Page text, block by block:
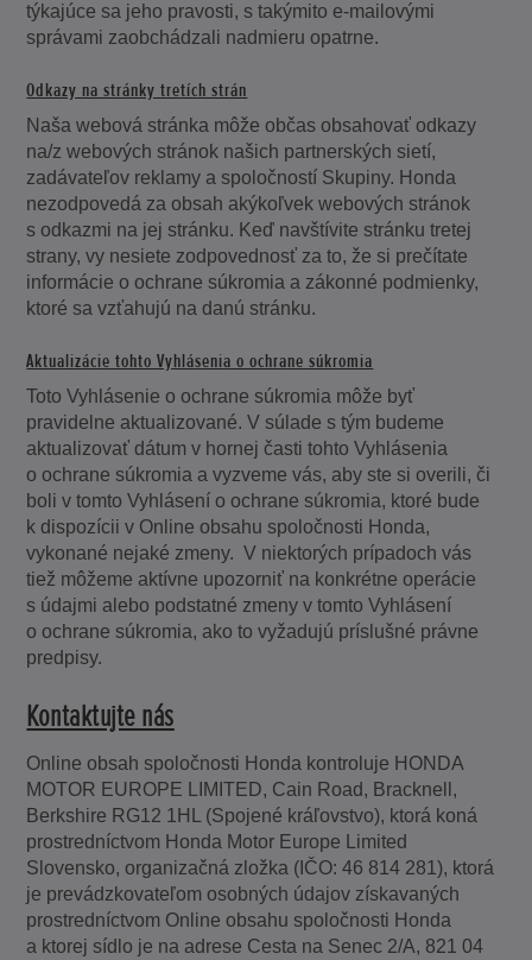
týkajúce sa jeho pravosti, s takýmito e-mailovými
správami zaobchádzali nadmieru opatrne.
Odkazy na stránky tretích strán
Naša webová stránka môže občas obsahovať odkazy
na/z webových stránok našich partnerských sietí,
zadávateľov reklamy a spoločností Skupiny. Honda
nezodpovedá za obsah akýkoľvek webových stránok
s odkazmi na jej stránku. Keď navštívite stránku tretej
strany, vy nesiete zodpovednosť za to, že si prečítate
informácie o ochrane súkromia a zákonné podmienky,
ktoré sa vzťahujú na danú stránku.
Aktualizácie tohto Vyhlásenia o ochrane súkromia
Toto Vyhlásenie o ochrane súkromia môže byť
pravidelne aktualizované. V súlade s tým budeme
aktualizovať dátum v hornej časti tohto Vyhlásenia
o ochrane súkromia a vyzveme vás, aby ste si overili, či
boli v tomto Vyhlásení o ochrane súkromia, ktoré bude
k dispozícii v Online obsahu spoločnosti Honda,
vykonané nejaké zmeny. V niektorých prípadoch vás
tiež môžeme aktívne upozorniť na konkrétne operácie
s údajmi alebo podstatné zmeny v tomto Vyhlásení
o ochrane súkromia, ako to vyžadujú príslušné právne
predpisy.
Kontaktujte nás
Online obsah spoločnosti Honda kontroluje HONDA
MOTOR EUROPE LIMITED, Cain Road, Bracknell,
Berkshire RG12 1HL (Spojené kráľovstvo), ktorá koná
prostredníctvom Honda Motor Europe Limited
Slovensko, organizačná zložka (IČO: 46 814 281), ktorá
je prevádzkovateľom osobných údajov získavaných
prostredníctvom Online obsahu spoločnosti Honda
a ktorej sídlo je na adrese Cesta na Senec 2/A, 821 04